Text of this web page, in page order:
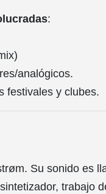
:
analógicos.
festivales y clubes.
Su sonido es
trabajo